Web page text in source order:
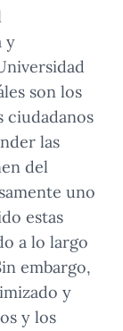
y
son los
ciudadanos
las
del
uno
estas
a lo largo
embargo,
y
y los